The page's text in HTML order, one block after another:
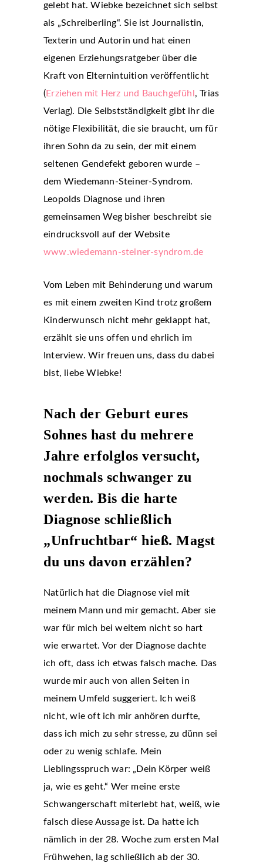
gelebt hat. Wiebke bezeichnet sich selbst
als „Schreiberling“. Sie ist Journalistin,
Texterin und Autorin und hat einen
eigenen Erziehungsratgeber über die
Kraft von Elternintuition veröffentlicht
(Erziehen mit Herz und Bauchgefühl , Trias
Verlag). Die Selbstständigkeit gibt ihr die
nötige Flexibilität, die sie braucht, um für
ihren Sohn da zu sein, der mit einem
seltenen Gendefekt geboren wurde –
dem Wiedemann-Steiner-Syndrom.
Leopolds Diagnose und ihren
gemeinsamen Weg bisher beschreibt sie
eindrucksvoll auf der Website
www.wiedemann-steiner-syndrom.de
Vom Leben mit Behinderung und warum
es mit einem zweiten Kind trotz großem
Kinderwunsch nicht mehr geklappt hat,
erzählt sie uns offen und ehrlich im
Interview. Wir freuen uns, dass du dabei
bist, liebe Wiebke!
Nach der Geburt eures
Sohnes hast du mehrere
Jahre erfolglos versucht,
nochmals schwanger zu
werden. Bis die harte
Diagnose schließlich
„Unfruchtbar“ hieß. Magst
du uns davon erzählen?
Natürlich hat die Diagnose viel mit
meinem Mann und mir gemacht. Aber sie
war für mich bei weitem nicht so hart
wie erwartet. Vor der Diagnose dachte
ich oft, dass ich etwas falsch mache. Das
wurde mir auch von allen Seiten in
meinem Umfeld suggeriert. Ich weiß
nicht, wie oft ich mir anhören durfte,
dass ich mich zu sehr stresse, zu dünn sei
oder zu wenig schlafe. Mein
Lieblingsspruch war: „Dein Körper weiß
ja, wie es geht.“ Wer meine erste
Schwangerschaft miterlebt hat, weiß, wie
falsch diese Aussage ist. Da hatte ich
nämlich in der 28. Woche zum ersten Mal
Frühwehen, lag schließlich ab der 30.